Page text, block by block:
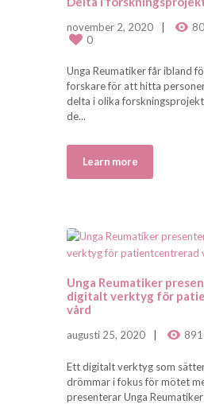
november 2, 2020
0
Unga Reumatiker får ibland
forskare för att hitta
delta i olika
de...
Learn more
Unga Reumatiker
digitalt verktyg för
vård
augusti 25, 2020
Ett digitalt verktyg som
drömmar i fokus för mötet
presenterar Unga